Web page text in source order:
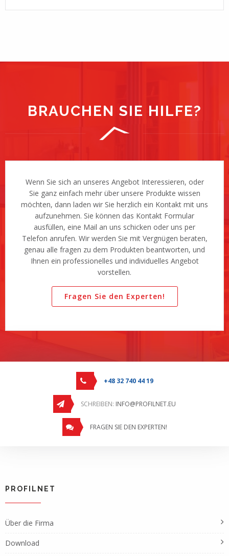
BRAUCHEN SIE HILFE?
Wenn Sie sich an unseres Angebot Interessieren, oder
Sie ganz einfach mehr über unsere Produkte wissen
möchten, dann laden wir Sie herzlich ein Kontakt mit uns
aufzunehmen. Sie können das Kontakt Formular
ausfüllen, eine Mail an uns schicken oder uns per
Telefon anrufen. Wir werden Sie mit Vergnügen beraten,
genau alle fragen zu dem Produkten beantworten, und
Ihnen ein professionelles und individuelles Angebot
vorstellen.
Fragen Sie den Experten!
+48 32 740 44 19
SCHREIBEN: INFO@PROFILNET.EU
FRAGEN SIE DEN EXPERTEN!
PROFILNET
Über die Firma
Download